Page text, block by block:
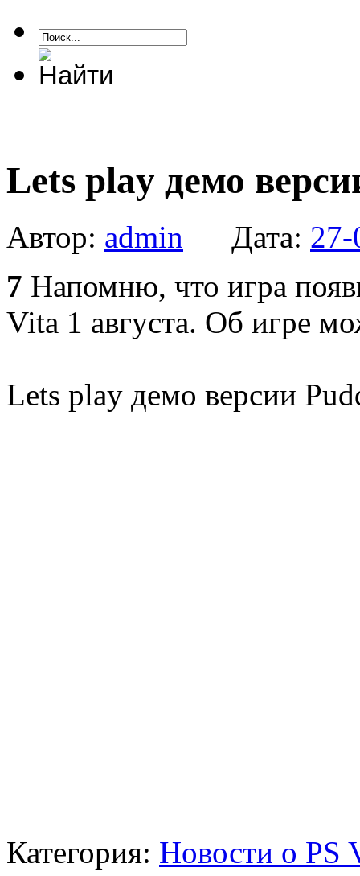
Lets play демо
Автор: admin Дата:
7 Напомню, что игра
Vita 1 августа. Об игре
Lets play демо версии
Категория: Новости о PS